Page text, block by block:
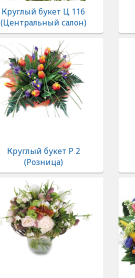
Круглый букет Ц 116
(Центральный салон)
Круглый букет Р 2
(Розница)